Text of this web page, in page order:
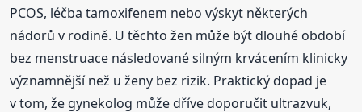
PCOS, léčba tamoxifenem nebo výskyt některých
nádorů v rodině. U těchto žen může být dlouhé období
bez menstruace následované silným krvácením klinicky
významnější než u ženy bez rizik. Praktický dopad je
v tom, že gynekolog může dříve doporučit ultrazvuk,